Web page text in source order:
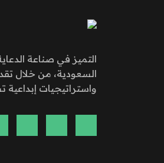
التميز في صناعة
السعودية، من خلال
واستراتيجيات إبداعية